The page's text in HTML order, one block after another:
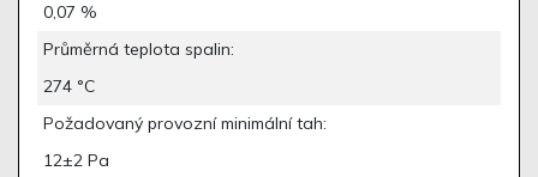
0,07 %
Průměrná teplota spalin:
274 °C
Požadovaný provozní minimální tah:
12±2 Pa